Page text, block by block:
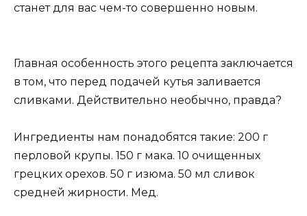
станет для вас чем-то совершенно новым.
Главная особенность этого рецепта заключается
в том, что перед подачей кутья заливается
сливками. Действительно необычно, правда?
Ингредиенты нам понадобятся такие: 200 г
перловой крупы. 150 г мака. 10 очищенных
грецких орехов. 50 г изюма. 50 мл сливок
средней жирности. Мед.